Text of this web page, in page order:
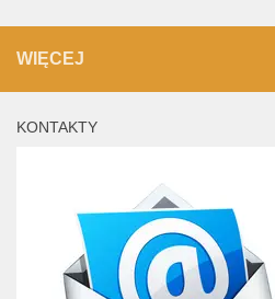
WIĘCEJ
KONTAKTY